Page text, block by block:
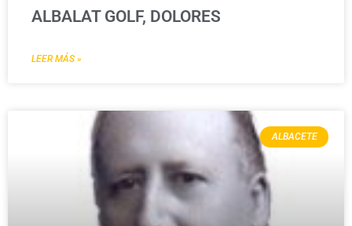
ALBALAT GOLF, DOLORES
LEER MÁS »
ALBACETE